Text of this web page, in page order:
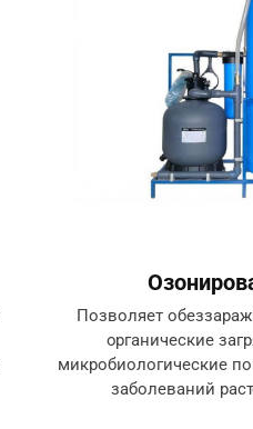
Позволяет
органические
микробиологические
заболеваний